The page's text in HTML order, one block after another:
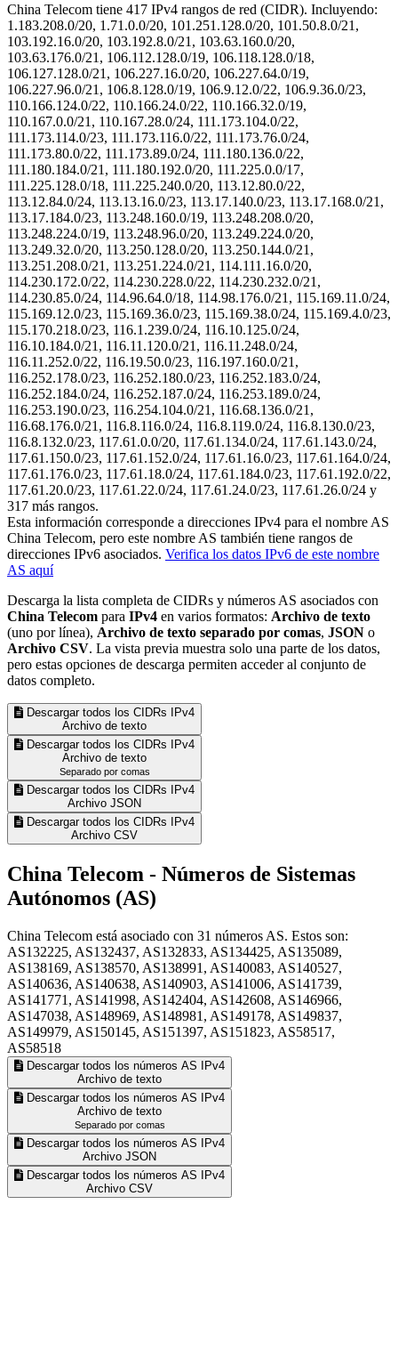
China Telecom tiene 417 IPv4 rangos de red (CIDR). Incluyendo:
1.183.208.0/20, 1.71.0.0/20, 101.251.128.0/20, 101.50.8.0/21,
103.192.16.0/20, 103.192.8.0/21, 103.63.160.0/20,
103.63.176.0/21, 106.112.128.0/19, 106.118.128.0/18,
106.127.128.0/21, 106.227.16.0/20, 106.227.64.0/19,
106.227.96.0/21, 106.8.128.0/19, 106.9.12.0/22, 106.9.36.0/23,
110.166.124.0/22, 110.166.24.0/22, 110.166.32.0/19,
110.167.0.0/21, 110.167.28.0/24, 111.173.104.0/22,
111.173.114.0/23, 111.173.116.0/22, 111.173.76.0/24,
111.173.80.0/22, 111.173.89.0/24, 111.180.136.0/22,
111.180.184.0/21, 111.180.192.0/20, 111.225.0.0/17,
111.225.128.0/18, 111.225.240.0/20, 113.12.80.0/22,
113.12.84.0/24, 113.13.16.0/23, 113.17.140.0/23, 113.17.168.0/21,
113.17.184.0/23, 113.248.160.0/19, 113.248.208.0/20,
113.248.224.0/19, 113.248.96.0/20, 113.249.224.0/20,
113.249.32.0/20, 113.250.128.0/20, 113.250.144.0/21,
113.251.208.0/21, 113.251.224.0/21, 114.111.16.0/20,
114.230.172.0/22, 114.230.228.0/22, 114.230.232.0/21,
114.230.85.0/24, 114.96.64.0/18, 114.98.176.0/21, 115.169.11.0/24,
115.169.12.0/23, 115.169.36.0/23, 115.169.38.0/24, 115.169.4.0/23,
115.170.218.0/23, 116.1.239.0/24, 116.10.125.0/24,
116.10.184.0/21, 116.11.120.0/21, 116.11.248.0/24,
116.11.252.0/22, 116.19.50.0/23, 116.197.160.0/21,
116.252.178.0/23, 116.252.180.0/23, 116.252.183.0/24,
116.252.184.0/24, 116.252.187.0/24, 116.253.189.0/24,
116.253.190.0/23, 116.254.104.0/21, 116.68.136.0/21,
116.68.176.0/21, 116.8.116.0/24, 116.8.119.0/24, 116.8.130.0/23,
116.8.132.0/23, 117.61.0.0/20, 117.61.134.0/24, 117.61.143.0/24,
117.61.150.0/23, 117.61.152.0/24, 117.61.16.0/23, 117.61.164.0/24,
117.61.176.0/23, 117.61.18.0/24, 117.61.184.0/23, 117.61.192.0/22,
117.61.20.0/23, 117.61.22.0/24, 117.61.24.0/23, 117.61.26.0/24 y
317 más rangos.
Esta información corresponde a direcciones IPv4 para el nombre AS
China Telecom, pero este nombre AS también tiene rangos de
direcciones IPv6 asociados. Verifica los datos IPv6 de este nombre
AS aquí
Descarga la lista completa de CIDRs y números AS asociados con
China Telecom para IPv4 en varios formatos: Archivo de texto
(uno por línea), Archivo de texto separado por comas, JSON o
Archivo CSV. La vista previa muestra solo una parte de los datos,
pero estas opciones de descarga permiten acceder al conjunto de
datos completo.
Descargar todos los CIDRs IPv4
Archivo de texto
Descargar todos los CIDRs IPv4
Archivo de texto
Separado por comas
Descargar todos los CIDRs IPv4
Archivo JSON
Descargar todos los CIDRs IPv4
Archivo CSV
China Telecom - Números de Sistemas
Autónomos (AS)
China Telecom está asociado con 31 números AS. Estos son:
AS132225, AS132437, AS132833, AS134425, AS135089,
AS138169, AS138570, AS138991, AS140083, AS140527,
AS140636, AS140638, AS140903, AS141006, AS141739,
AS141771, AS141998, AS142404, AS142608, AS146966,
AS147038, AS148969, AS148981, AS149178, AS149837,
AS149979, AS150145, AS151397, AS151823, AS58517,
AS58518
Descargar todos los números AS IPv4
Archivo de texto
Descargar todos los números AS IPv4
Archivo de texto
Separado por comas
Descargar todos los números AS IPv4
Archivo JSON
Descargar todos los números AS IPv4
Archivo CSV